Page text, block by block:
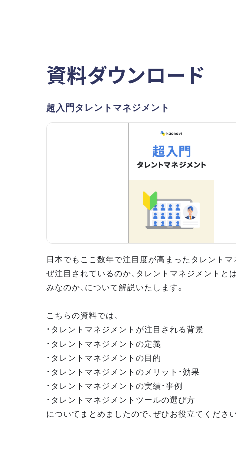
資料ダウンロード
超入門タレントマネジメント
日本でもここ数年で注目度が高まったタレントマ
ぜ注目されているのか、タレントマネジメントと
みなのか、について解説いたします。
こちらの資料では、
・タレントマネジメントが注目される背景
・タレントマネジメントの定義
・タレントマネジメントの目的
・タレントマネジメントのメリット・効果
・タレントマネジメントの実績・事例
・タレントマネジメントツールの選び方
についてまとめましたので、ぜひお役立てください